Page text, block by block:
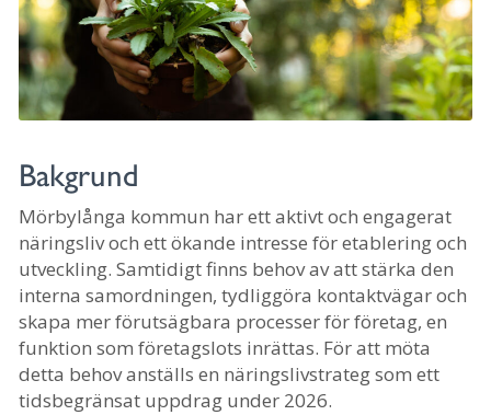
Bakgrund
Mörbylånga kommun har ett aktivt och engagerat
näringsliv och ett ökande intresse för etablering och
utveckling. Samtidigt finns behov av att stärka den
interna samordningen, tydliggöra kontaktvägar och
skapa mer förutsägbara processer för företag, en
funktion som företagslots inrättas. För att möta
detta behov anställs en näringslivstrateg som ett
tidsbegränsat uppdrag under 2026.